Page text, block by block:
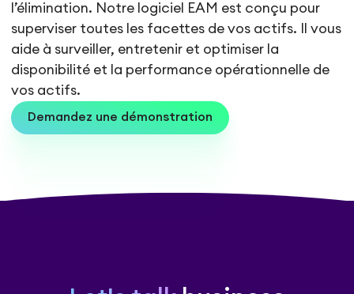
l’élimination. Notre logiciel EAM est conçu pour
superviser toutes les facettes de vos actifs. Il vous
aide à surveiller, entretenir et optimiser la
disponibilité et la performance opérationnelle de
vos actifs.
Demandez une démonstration